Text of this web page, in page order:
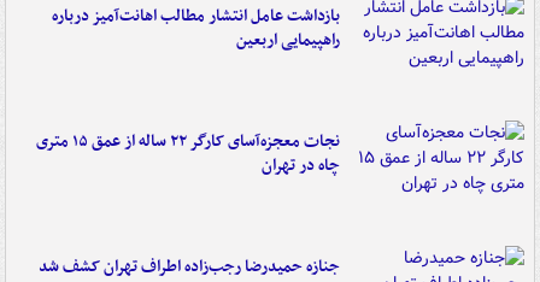
بازداشت عامل انتشار مطالب اهانت‌آمیز درباره
راهپیمایی اربعین
نجات معجزه‌آسای کارگر ۲۲ ساله از عمق ۱۵ متری
چاه در تهران
جنازه حمیدرضا رجب‌زاده اطراف تهران کشف شد